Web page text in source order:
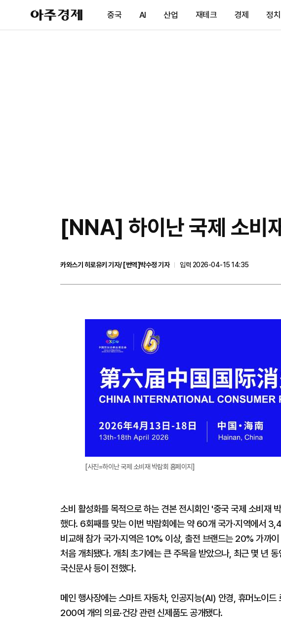
아
주
제
중국 AI 산업 재테크 경제 정치
[NNA] 하이난 국제 소비
카와스기 히로유키 기자/ [번역]박수정 기자
입력 2026-04-15 14:35
[사진=하이난 국제 소비재 박람회 홈페이지]
소비 활성화를 목적으로 하는 견본 전시회인 '중국 국제 소비재
했다. 6회째를 맞는 이번 박람회에는 약 60개 국가·지역에서
비교해 참가 국가·지역은 10% 이상, 출전 브랜드는 20% 가까
처음 개최됐다. 개최 초기에는 큰 주목을 받았으나, 최근 몇 년
국신문사 등이 전했다.
메인 행사장에는 스마트 자동차, 인공지능(AI) 안경, 휴머노이드
200여 개의 의료·건강 관련 신제품도 공개됐다.